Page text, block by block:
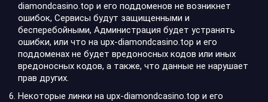
diamondcasino.top и его поддоменов не возникнет
ошибок, Сервисы будут защищенными и
бесперебойными, Администрация будет устранять
ошибки, или что на upx-diamondcasino.top и его
поддоменах не будет вредоносных кодов или иных
вредоносных кодов, а также, что данные не нарушает
прав других.
Некоторые линки на upx-diamondcasino.top и его